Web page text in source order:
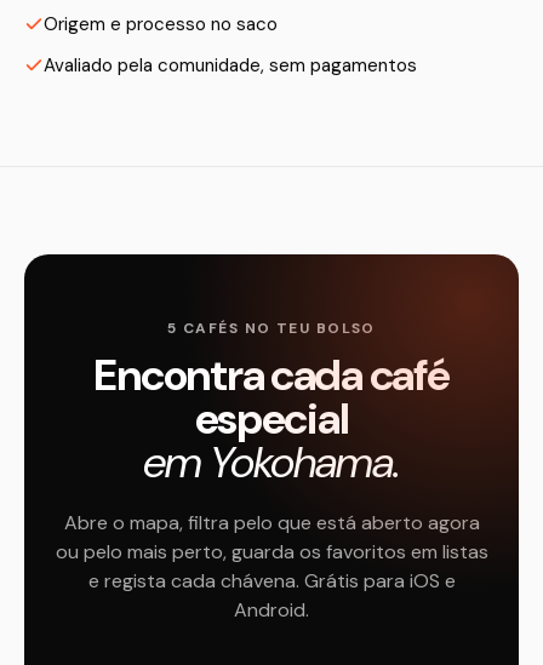
Origem e processo no saco
Avaliado pela comunidade, sem pagamentos
5 CAFÉS NO TEU BOLSO
Encontra cada café
especial
em Yokohama.
Abre o mapa, filtra pelo que está aberto agora
ou pelo mais perto, guarda os favoritos em listas
e regista cada chávena. Grátis para iOS e
Android.